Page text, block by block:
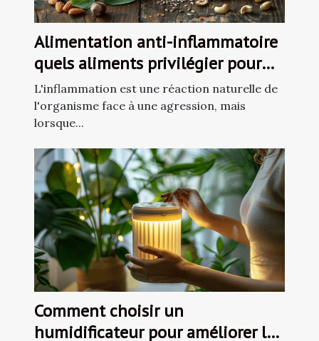
Alimentation anti-inflammatoire
quels aliments privilégier pour
réduire l'inflammation
L'inflammation est une réaction naturelle de
l'organisme face à une agression, mais
lorsque...
Comment choisir un
humidificateur pour améliorer la